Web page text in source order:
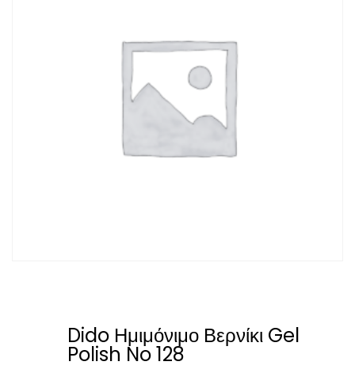
Dido Ημιμόνιμο Βερνίκι Gel
Polish No 128